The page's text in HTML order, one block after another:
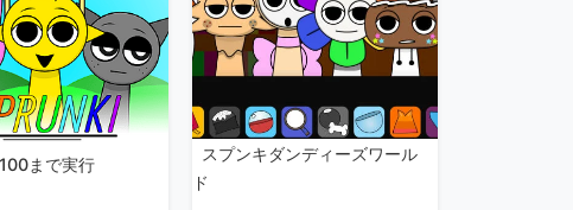
まで実行
スプンキダンディーズワール
ド